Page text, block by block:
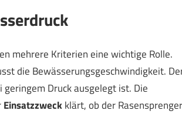
mehrere Kriterien eine wichtige Rolle.
die Bewässerungsgeschwindigkeit.
Druck ausgelegt ist. Die
Einsatzzweckklärt, ob der Rasensprenger